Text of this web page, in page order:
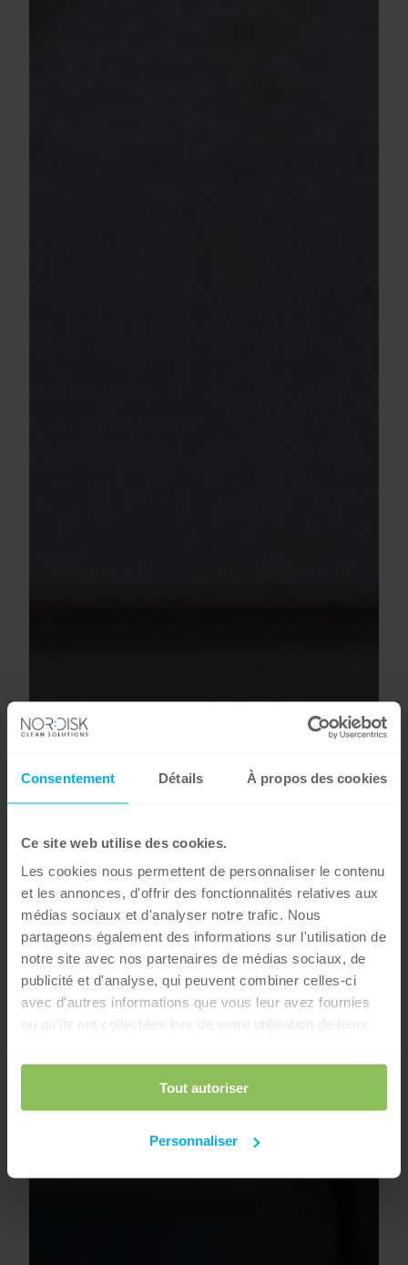
Consentement Détails À propos des cookies
Ce site web utilise des cookies.
Les cookies nous permettent de personnaliser le contenu
et les annonces, d'offrir des fonctionnalités relatives aux
médias sociaux et d'analyser notre trafic. Nous
partageons également des informations sur l'utilisation de
notre site avec nos partenaires de médias sociaux, de
publicité et d'analyse, qui peuvent combiner celles-ci
avec d'autres informations que vous leur avez fournies
ou qu'ils ont collectées lors de votre utilisation de leurs
Tout autoriser
Personnaliser